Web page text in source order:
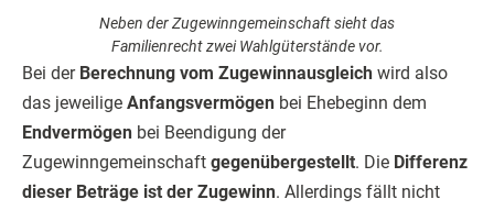
Neben der Zugewinngemeinschaft sieht das
Familienrecht zwei Wahlgüterstände vor.
Bei der Berechnung vom Zugewinnausgleich wird also
das jeweilige Anfangsvermögen bei Ehebeginn dem
Endvermögen bei Beendigung der
Zugewinngemeinschaft gegenübergestellt. Die Differenz
dieser Beträge ist der Zugewinn. Allerdings fällt nicht